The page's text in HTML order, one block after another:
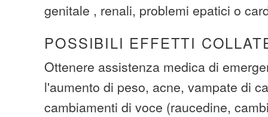
genitale , renali, problemi epatici o
POSSIBILI EFFETTI
Ottenere assistenza medica di
l'aumento di peso, acne, vampate di
cambiamenti di voce (raucedine,